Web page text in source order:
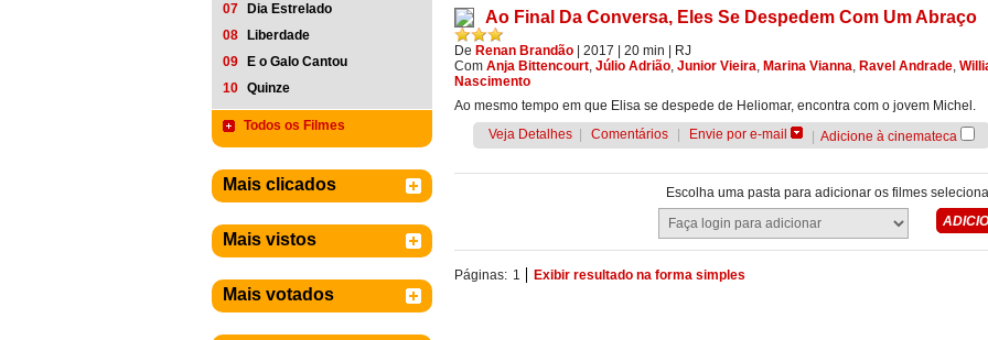
07
Dia Estrelado
08
Liberdade
09
E o Galo Cantou
10 Quinze
Todos os Filmes
Mais clicados
Mais vistos
Mais votados
Ao Final Da Conversa, Eles Se Despedem Com Um Abraço
De Renan Brandão | 2017 | 20 min
RJ
Com Anja Bittencourt, Júlio Adrião, Junior Vieira, Marina Vianna, Ravel Andrade,
Nascimento
Ao mesmo tempo em que Elisa se despede de Heliomar, encontra com o jovem Michel.
Veja Detalhes
Comentários Envie por e-mail Adicione à cinemateca
Escolha uma pasta para adicionar os filmes
Páginas: 1 Exibir resultado na forma simples